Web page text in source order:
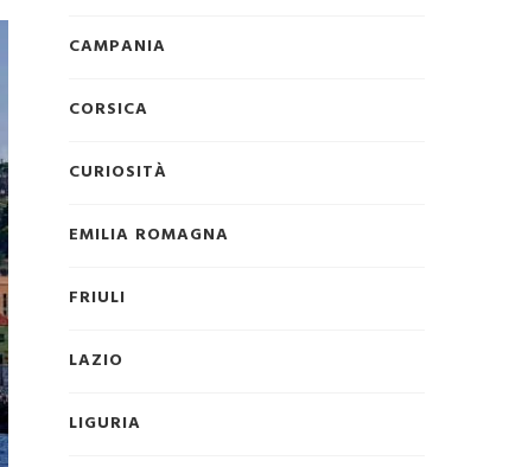
CAMPANIA
CORSICA
CURIOSITÀ
EMILIA ROMAGNA
FRIULI
LAZIO
LIGURIA